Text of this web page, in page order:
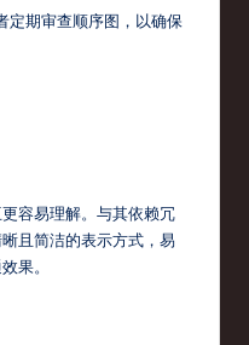
定期审查顺序图，以确保
容易理解。与其依赖冗
且简洁的表示方式，易
果。